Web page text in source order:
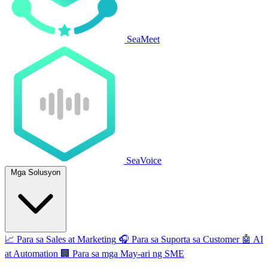
SeaMeet
SeaVoice
Mga Solusyon
📈 Para sa Sales at Marketing 🎧 Para sa Suporta sa Customer 🤖 AI
at Automation 🏢 Para sa mga May-ari ng SME